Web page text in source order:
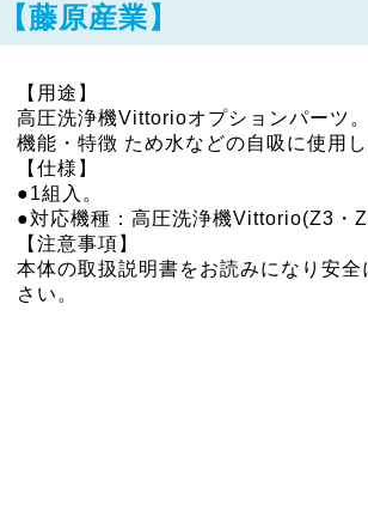
藤原産業】
【用途】
高圧洗浄機Vittorioオプションパーツ。
機能・特徴 ため水などの自吸に使用し
【仕様】
●1組入。
●対応機種：高圧洗浄機Vittorio(Z3・
【注意事項】
本体の取扱説明書をお読みになり安全
さい。